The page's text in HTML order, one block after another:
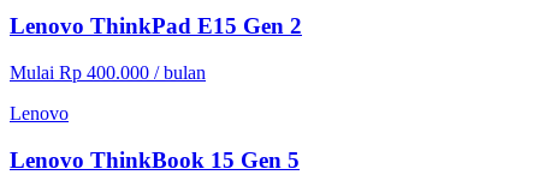
Lenovo ThinkPad E15 Gen 2
Mulai Rp 400.000 / bulan
Lenovo
Lenovo ThinkBook 15 Gen 5